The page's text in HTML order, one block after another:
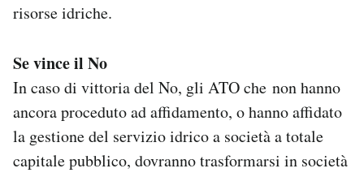
risorse idriche.
Se vince il No
In caso di vittoria del No, gli ATO che non hanno
ancora proceduto ad affidamento, o hanno affidato
la gestione del servizio idrico a società a totale
capitale pubblico, dovranno trasformarsi in società